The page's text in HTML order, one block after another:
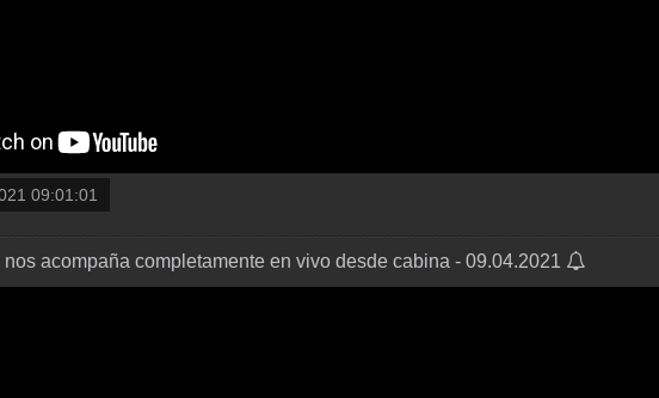
09:01:01
acompaña completamente en vivo desde cabina - 09.04.2021